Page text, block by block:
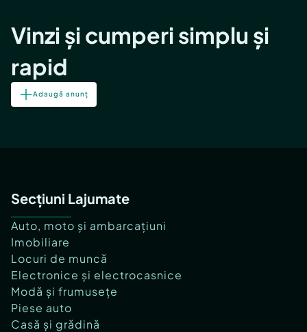
Vinzi și cumperi simplu și
rapid
Adaugă anunț
Secțiuni Lajumate
Auto, moto și ambarcațiuni
Imobiliare
Locuri de muncă
Electronice și electrocasnice
Modă și frumusețe
Piese auto
Casă și grădină